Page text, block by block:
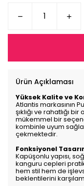
Ürün Açıklaması
Yüksek Kalite ve
Atlantis markasının
şıklığı ve rahatlığı
mükemmel bir
kombinle uyum
çekmektedir.
Fonksiyonel
Kapüşonlu yapısı,
kanguru cepleri
hem stil hem de
beklentilerini